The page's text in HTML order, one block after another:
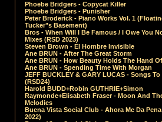
Phoebe Bridgers - Copycat Killer
Phoebe Bridgers - Punisher
Peter Broderick - Piano Works Vol. 1
Tucker"s Basement)
Bros - When Will I Be Famous / I Owe You
Mixes (RSD 2023)
Steven Brown - El Hombre Invisible
Ane BRUN - After The Great Storm
Ane BRUN - How Beauty Holds The Hand
Ane BRUN - Spending Time With Morgan
JEFF BUCKLEY & GARY LUCAS - Songs To
(RSD24)
Harold BUDD+Robin GUTHRIE+Simon
Raymonde+Elisabeth Fraser - Moon And
Melodies
Buena Vista Social Club - Ahora Me Da Pena
2022)